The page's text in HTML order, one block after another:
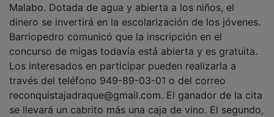
Malabo. Dotada de agua y abierta a los niños, el
dinero se invertirá en la escolarización de los jóvenes.
Barriopedro comunicó que la inscripción en el
concurso de migas todavía está abierta y es gratuita.
Los interesados en participar pueden realizarla a
través del teléfono 949-89-03-01 o del correo
reconquistajadraque@gmail.com. El ganador de la cita
se llevará un cabrito más una caja de vino. El segundo,